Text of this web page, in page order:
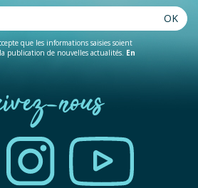
que les informations saisies soient
publication de nouvelles actualités. En
OK
nous